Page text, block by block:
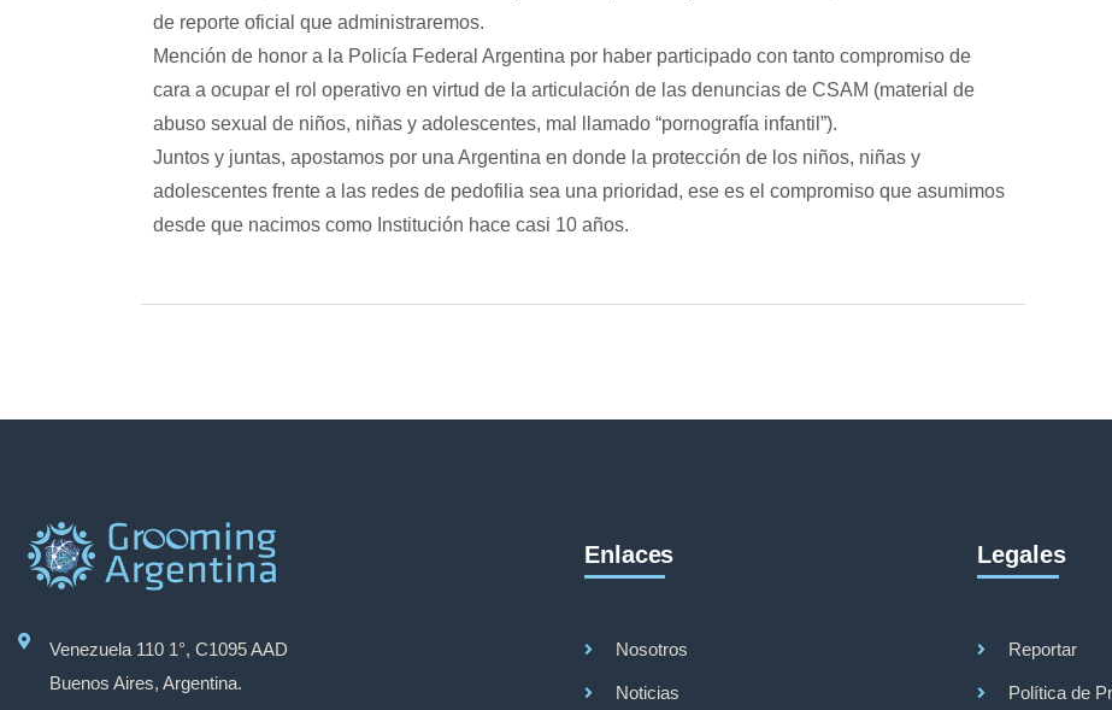
de reporte oficial que administraremos.
Mención de honor a la Policía Federal Argentina por haber participado con tanto compromiso de
cara a ocupar el rol operativo en virtud de la articulación de las denuncias de CSAM (material de
abuso sexual de niños, niñas y adolescentes, mal llamado “pornografía infantil”).
Juntos y juntas, apostamos por una Argentina en donde la protección de los niños, niñas y
adolescentes frente a las redes de pedofilia sea una prioridad, ese es el compromiso que asumimos
desde que nacimos como Institución hace casi 10 años.
Venezuela 110 1°, C1095 AAD
Buenos Aires, Argentina.
Enlaces
Nosotros
Noticias
Legales
Reportar
Política de